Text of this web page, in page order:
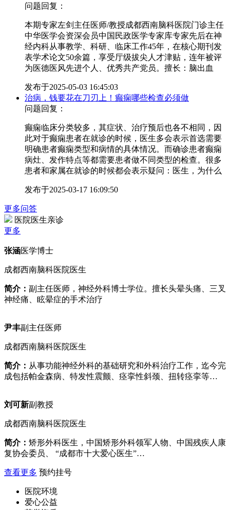
问题回复：
本期专家左剑主任医师/教授成都西南脑科医院门诊主任
中华医学会资深会员中国民政医学专家库专家先后在神
经内科从事教学、科研、临床工作45年，在核心期刊发
表学术论文50余篇，享受厅级拔尖人才津贴，连年被评
为医德医风先进个人、优秀共产党员。擅长：脑出血
发布于2025-05-03 16:45:03
治病，钱要花在刀刃上！癫痫哪些检查必须做
问题回复：
癫痫临床分类较多，其症状、治疗预后也各不相同，因
此对于癫痫患者在就诊的时候，医生多会表示首选需要
明确患者癫痫类型和病情的具体情况。而确诊患者癫痫
病灶、发作特点等都需要患者做不同类型的检查。很多
患者和家属在就诊的时候都会表示疑问：医生，为什么
发布于2025-03-17 16:09:50
更多问答
医院医生亲诊
更多
张涵医学博士
成都西南脑科医院医生
简介： 副主任医师，神经外科博士学位。擅长头晕头痛、三叉
神经痛、眩晕症的手术治疗
尹丰副主任医师
成都西南脑科医院医生
简介： 从事功能神经外科的基础研究和外科治疗工作，迄今完
成包括帕金森病、特发性震颤、痉挛性斜颈、扭转痉挛等…
刘可新副教授
成都西南脑科医院医生
简介： 矫形外科医生，中国矫形外科领军人物、中国残疾人康
复协会委员、 “成都市十大爱心医生”…
查看更多 预约挂号
医院环境
爱心公益